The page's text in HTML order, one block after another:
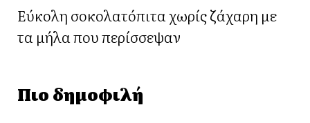
Εύκολη σοκολατόπιτα χωρίς ζάχαρη με
τα μήλα που περίσσεψαν
Πιο δημοφιλή